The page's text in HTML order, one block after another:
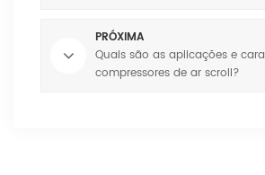
PRÓXIMA
Quais são as aplicações e
compressores de ar scroll?